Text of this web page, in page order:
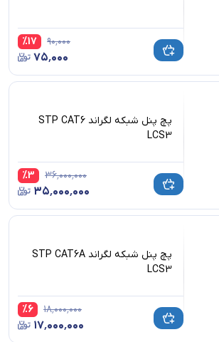
۹۰٬۰۰۰ %17
۷۵٬۰۰۰
پچ پنل شبکه لگراند STP CAT6
LCS3
۳۶٬۰۰۰٬۰۰۰ %3
۳۵٬۰۰۰٬۰۰۰
پچ پنل شبکه لگراند STP CAT6A
LCS3
۱۸٬۰۰۰٬۰۰۰ %6
۱۷٬۰۰۰٬۰۰۰